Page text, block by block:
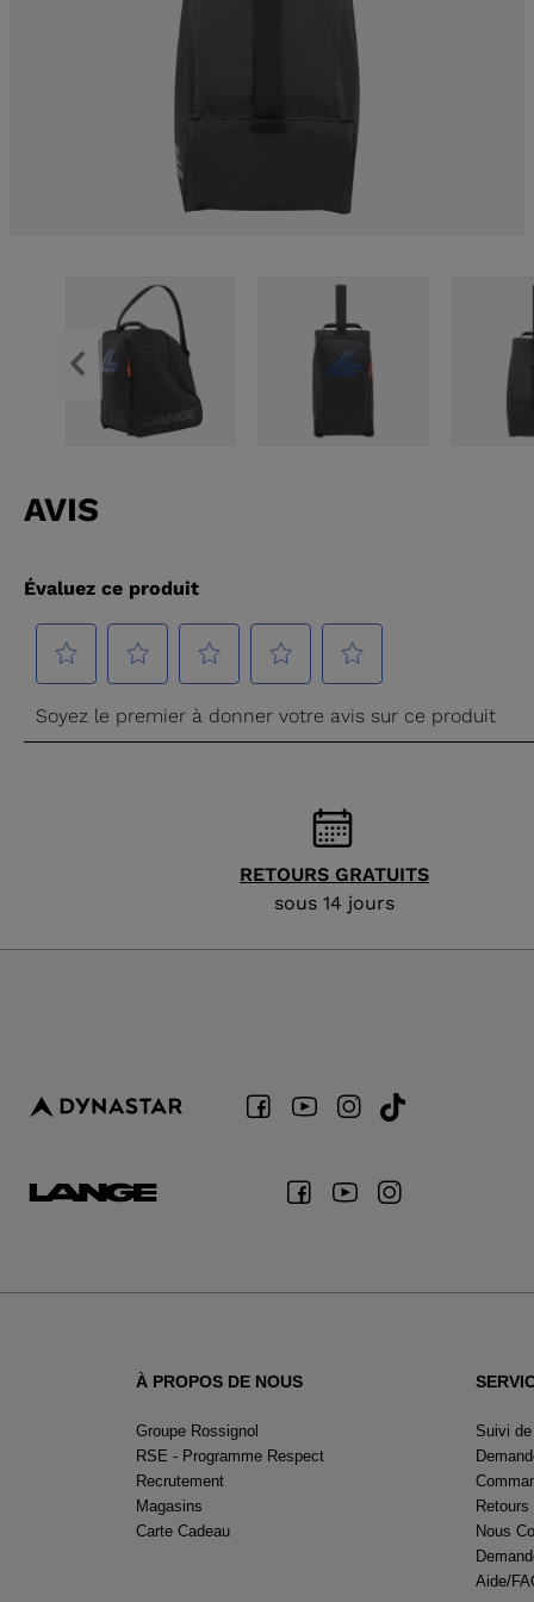
APRÈS-SKI
RETOURS GRATUITS
sous 14 jours
À PROPOS DE NOUS
Groupe Rossignol
RSE - Programme Respect
Recrutement
Magasins
Carte Cadeau
Suivi
Nous
Aide/